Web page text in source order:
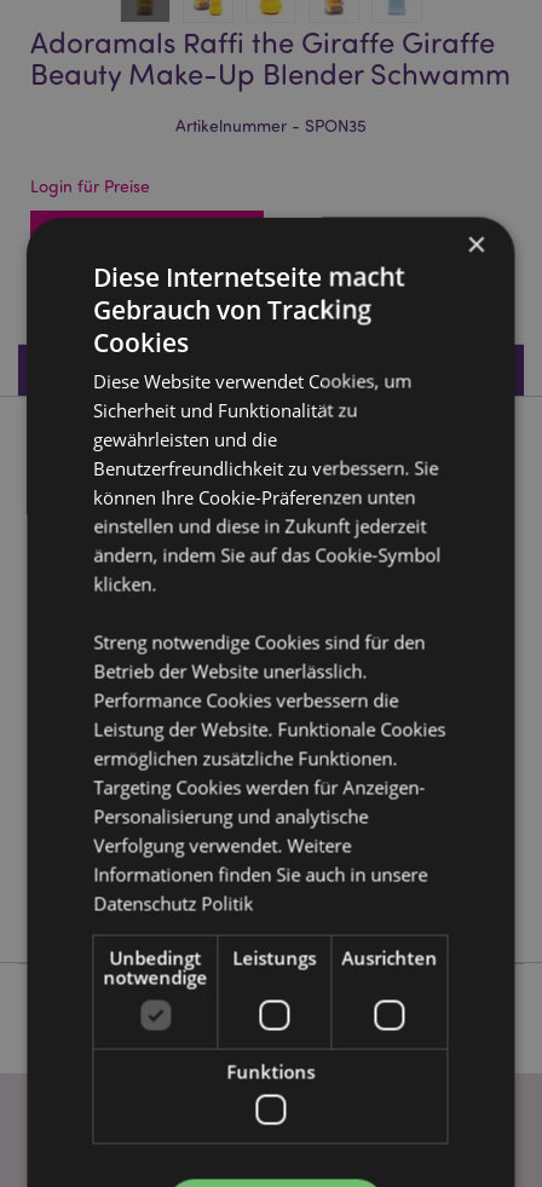
Adoramals Raffi the Giraffe Giraffe
Beauty Make-Up Blender Schwamm
Artikelnummer - SPON35
Login für Preise
1308 auf Lager
Produktdaten
Produktbeschreibung
Adoramals Raffi the Giraffe Giraffe Beauty Make-Up
Blender Schwamm
Material: Schwamm
Produktattribute
Information
Höhe 6cm Breite 4cm Tiefe 4cm
5055071511936
144
0.018000
Keine
Keine
Keine
Adoramals
×
Diese Internetseite macht
Gebrauch von Tracking
Cookies
Diese Website verwendet Cookies, um
Sicherheit und Funktionalität zu
gewährleisten und die
Benutzerfreundlichkeit zu verbessern. Sie
können Ihre Cookie-Präferenzen unten
einstellen und diese in Zukunft jederzeit
ändern, indem Sie auf das Cookie-Symbol
klicken.
Streng notwendige Cookies sind für den
Betrieb der Website unerlässlich.
Performance Cookies verbessern die
Leistung der Website. Funktionale Cookies
ermöglichen zusätzliche Funktionen.
Targeting Cookies werden für Anzeigen-
Personalisierung und analytische
Verfolgung verwendet. Weitere
Informationen finden Sie auch in unsere
Datenschutz Politik
Unbedingt
notwendige
Leistungs Ausrichten
Funktions